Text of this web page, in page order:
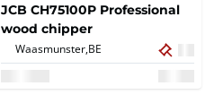
JCB CH75100P Professional
wood chipper
Waasmunster, BE